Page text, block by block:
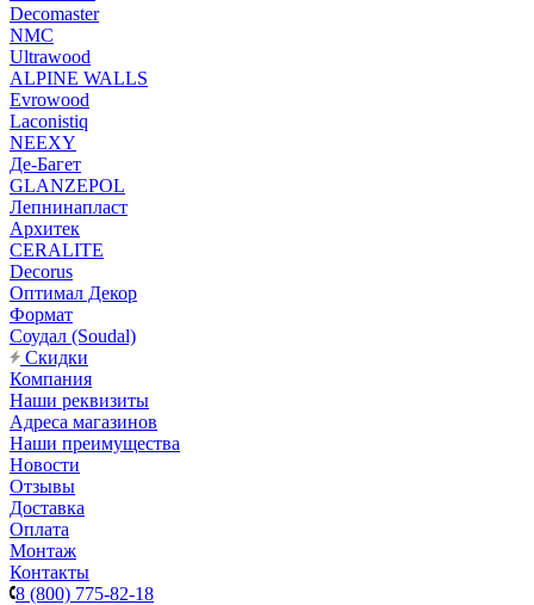
Decomaster
NMС
Ultrawood
ALPINE WALLS
Evrowood
Laconistiq
NEEXY
Де-Багет
GLANZEPOL
Лепнинапласт
Архитек
CERALITE
Decorus
Оптимал Декор
Формат
Соудал (Soudal)
Скидки
Компания
Наши реквизиты
Адреса магазинов
Наши преимущества
Новости
Отзывы
Доставка
Оплата
Монтаж
Контакты
8 (800) 775-82-18